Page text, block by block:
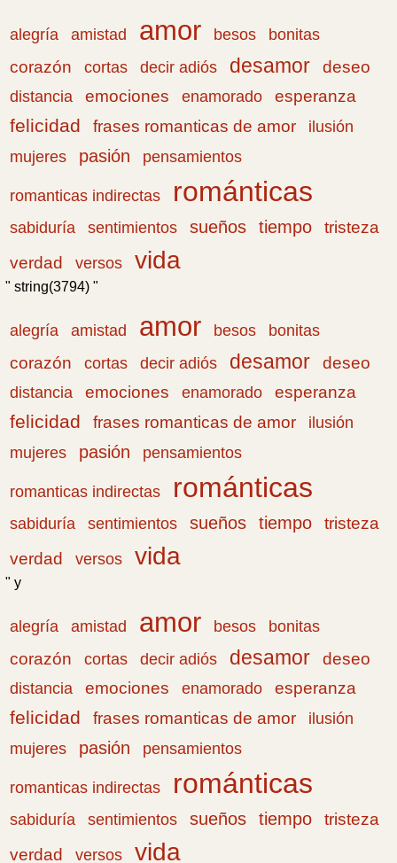
alegría amistad amor besos
bonitas
corazón
cortas decir adiós desamor deseo
distancia emociones enamorado esperanza
felicidad frases romanticas de amor
ilusión
mujeres
pasión pensamientos
romanticas indirectas románticas
sabiduría sentimientos sueños tiempo
tristeza
verdad
versos vida
" string(3794) "
alegría amistad amor besos
bonitas
corazón
cortas decir adiós desamor deseo
distancia emociones enamorado esperanza
felicidad frases romanticas de amor
ilusión
mujeres
pasión pensamientos
romanticas indirectas románticas
sabiduría sentimientos sueños tiempo
tristeza
verdad
versos vida
" y
alegría amistad amor besos
bonitas
corazón
cortas decir adiós desamor deseo
distancia emociones enamorado esperanza
felicidad frases romanticas de amor
ilusión
mujeres
pasión pensamientos
romanticas indirectas románticas
sabiduría sentimientos sueños tiempo
tristeza
verdad
versos vida